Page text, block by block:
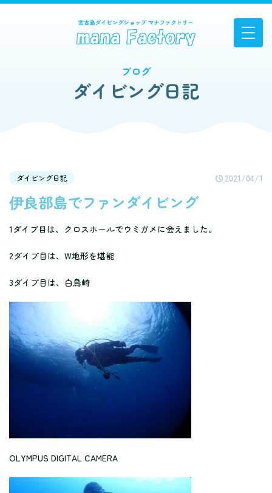
ブログ
ダイビング日記
ダイビング日記 2021/04/1
伊良部島でファンダイビング
1ダイブ目は、クロスホールでウミガメに会えました。
2ダイブ目は、W地形を堪能
3ダイブ目は、白鳥崎
OLYMPUS DIGITAL CAMERA